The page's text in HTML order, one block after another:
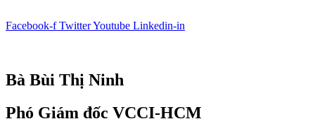
Facebook-f TwitterYoutube Linkedin-in
Bà Bùi Thị Ninh
Phó Giám đốc VCCI-HCM